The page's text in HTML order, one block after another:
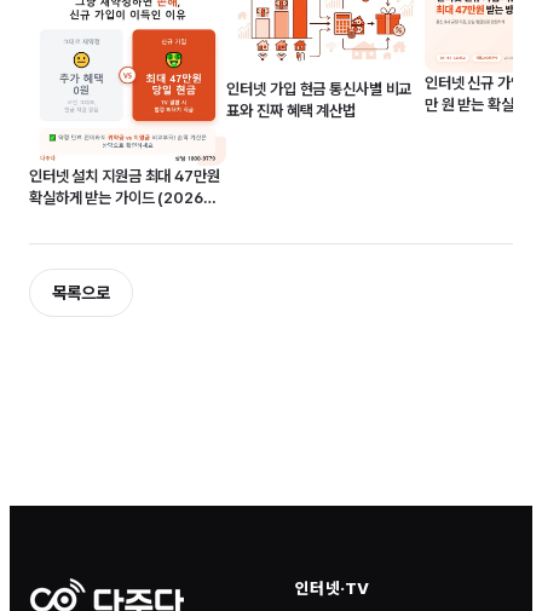
인터넷 설치 지원금 최대 47만원
확실하게 받는 가이드 (2026년
인터넷 가입 현금 통신사별 비교
표와 진짜 혜택 계산법
인터넷 신규 가입
만 원 받는 확실한
목록으로
인터넷·TV